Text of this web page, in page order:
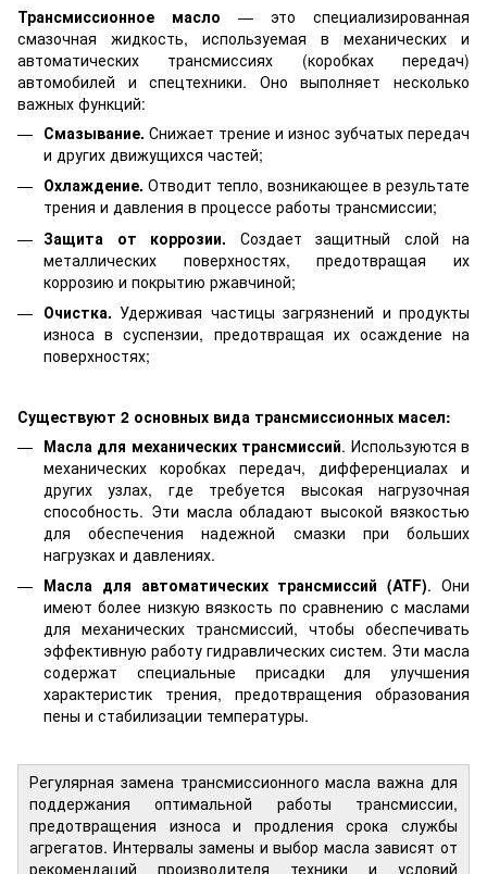
Трансмиссионное масло — это специализированная
смазочная жидкость, используемая в механических и
автоматических трансмиссиях (коробках передач)
автомобилей и спецтехники. Оно выполняет несколько
важных функций:
Смазывание. Снижает трение и износ зубчатых передач
и других движущихся частей;
Охлаждение. Отводит тепло, возникающее в результате
трения и давления в процессе работы трансмиссии;
Защита от коррозии. Создает защитный слой на
металлических поверхностях, предотвращая их
коррозию и покрытию ржавчиной;
Очистка. Удерживая частицы загрязнений и продукты
износа в суспензии, предотвращая их осаждение на
поверхностях;
Существуют 2 основных вида трансмиссионных масел:
Масла для механических трансмиссий. Используются в
механических коробках передач, дифференциалах и
других узлах, где требуется высокая нагрузочная
способность. Эти масла обладают высокой вязкостью
для обеспечения надежной смазки при больших
нагрузках и давлениях.
Масла для автоматических трансмиссий (ATF). Они
имеют более низкую вязкость по сравнению с маслами
для механических трансмиссий, чтобы обеспечивать
эффективную работу гидравлических систем. Эти масла
содержат специальные присадки для улучшения
характеристик трения, предотвращения образования
пены и стабилизации температуры.
Регулярная замена трансмиссионного масла важна для
поддержания оптимальной работы трансмиссии,
предотвращения износа и продления срока службы
агрегатов. Интервалы замены и выбор масла зависят от
рекомендаций производителя техники и условий